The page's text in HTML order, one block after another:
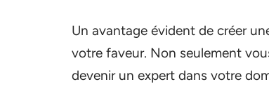
Un avantage évident de créer
votre faveur. Non seulement
devenir un expert dans votre